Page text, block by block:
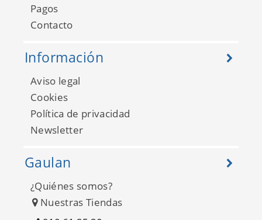
College 138821
Pagos
Contacto
Información
Aviso legal
Cookies
Política de privacidad
Newsletter
Gaulan
¿Quiénes somos?
Nuestras Tiendas